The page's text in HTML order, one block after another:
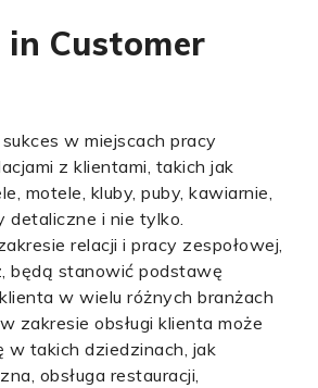
Customer
w miejscach pracy
z klientami, takich jak
motele, kluby, puby, kawiarnie,
detaliczne i nie tylko.
relacji i pracy zespołowej,
będą stanowić podstawę
w wielu różnych branżach
zakresie obsługi klienta może
w takich dziedzinach, jak
obsługa restauracji,